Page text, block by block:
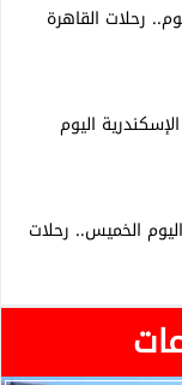
رحلات القاهرة
اليوم
الخميس.. رحلات